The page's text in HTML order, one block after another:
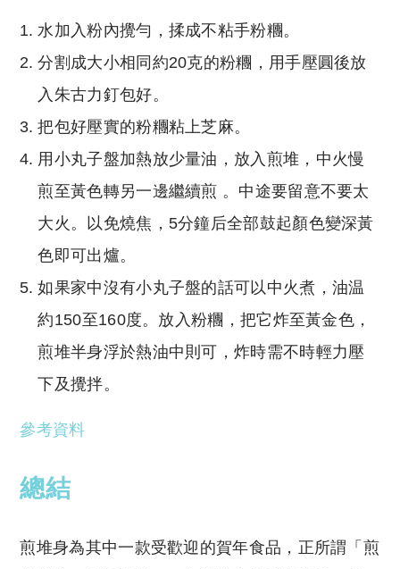
水加入粉內攪勻，揉成不粘手粉糰。
分割成大小相同約20克的粉糰，用手壓圓後放
入朱古力釘包好。
把包好壓實的粉糰粘上芝麻。
用小丸子盤加熱放少量油，放入煎堆，中火慢
煎至黃色轉另一邊繼續煎 。中途要留意不要太
大火。以免燒焦，5分鐘后全部鼓起顏色變深黃
色即可出爐。
如果家中沒有小丸子盤的話可以中火煮，油温
約150至160度。放入粉糰，把它炸至黃金色，
煎堆半身浮於熱油中則可，炸時需不時輕力壓
下及攪拌。
參考資料
總結
煎堆身為其中一款受歡迎的賀年食品，正所謂「煎